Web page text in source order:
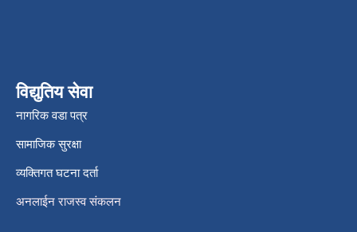
विद्युतिय सेवा
नागरिक वडा पत्र
सामाजिक सुरक्षा
व्यक्तिगत घटना दर्ता
अनलाईन राजस्व संकलन